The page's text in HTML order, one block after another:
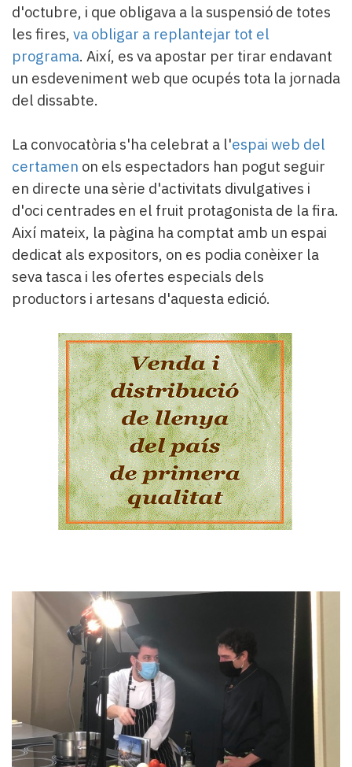
d'octubre, i que obligava a la suspensió de totes
les fires, va obligar a replantejar tot el
programa. Així, es va apostar per tirar endavant
un esdeveniment web que ocupés tota la jornada
del dissabte.
La convocatòria s'ha celebrat a l'espai web del
certamen on els espectadors han pogut seguir
en directe una sèrie d'activitats divulgatives i
d'oci centrades en el fruit protagonista de la fira.
Així mateix, la pàgina ha comptat amb un espai
dedicat als expositors, on es podia conèixer la
seva tasca i les ofertes especials dels
productors i artesans d'aquesta edició.